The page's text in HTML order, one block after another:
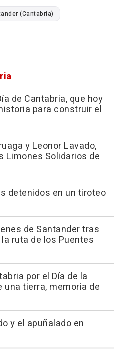
(Cantabria)
de Cantabria, que hoy
para construir el
y Leonor Lavado,
Limones Solidarios de
detenidos en un tiroteo
de Santander tras
ruta de los Puentes
por el Día de la
una tierra, memoria de
y el apuñalado en